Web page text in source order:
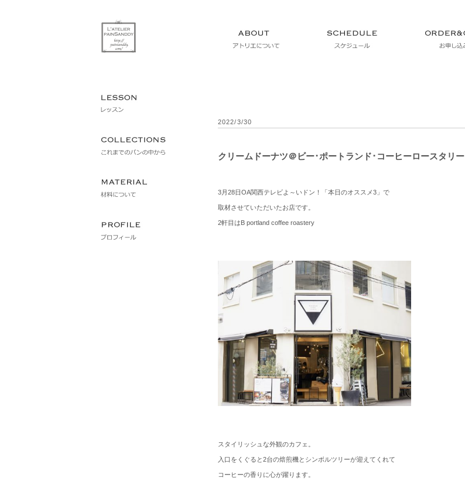
2022/3/30
クリームドーナツ＠ビー･ポートランド･コーヒーロースタリー
3月28日OA関西テレビよ～いドン！「本日のオススメ3」 で
取材させていただいたお店です。
2軒目はB portland coffee roastery
スタイリッシュな外観のカフェ。
入口をくぐると2台の焙煎機とシンボルツリーが迎えてくれて
コーヒーの香りに心が躍ります。